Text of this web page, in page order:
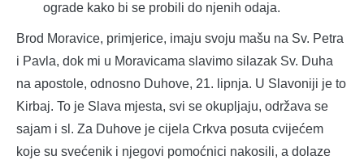
ograde kako bi se probili do njenih odaja.
Brod Moravice, primjerice, imaju svoju mašu na Sv. Petra
i Pavla, dok mi u Moravicama slavimo silazak Sv. Duha
na apostole, odnosno Duhove, 21. lipnja. U Slavoniji je to
Kirbaj. To je Slava mjesta, svi se okupljaju, održava se
sajam i sl. Za Duhove je cijela Crkva posuta cvijećem
koje su svećenik i njegovi pomoćnici nakosili, a dolaze